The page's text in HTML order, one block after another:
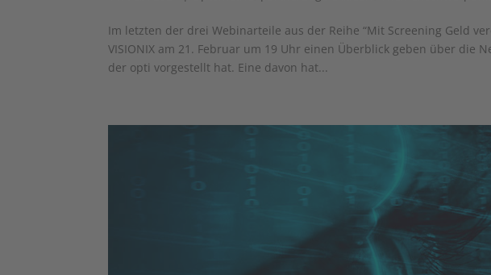
Im letzten der drei Webinarteile aus der Reihe “Mit Screening Geld
VISIONIX am 21. Februar um 19 Uhr einen Überblick geben über die
der opti vorgestellt hat. Eine davon hat...